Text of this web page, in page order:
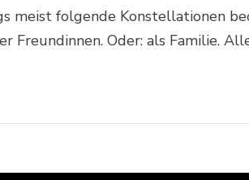
meist folgende Konstellationen
Freundinnen. Oder: als Familie.